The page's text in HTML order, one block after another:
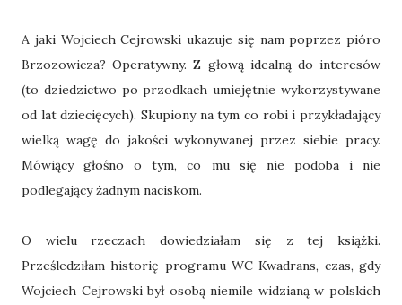
A jaki Wojciech Cejrowski ukazuje się nam poprzez pióro
Brzozowicza? Operatywny. Z głową idealną do interesów
(to dziedzictwo po przodkach umiejętnie wykorzystywane
od lat dziecięcych). Skupiony na tym co robi i przykładający
wielką wagę do jakości wykonywanej przez siebie pracy.
Mówiący głośno o tym, co mu się nie podoba i nie
podlegający żadnym naciskom.
O wielu rzeczach dowiedziałam się z tej książki.
Prześledziłam historię programu WC Kwadrans, czas, gdy
Wojciech Cejrowski był osobą niemile widzianą w polskich